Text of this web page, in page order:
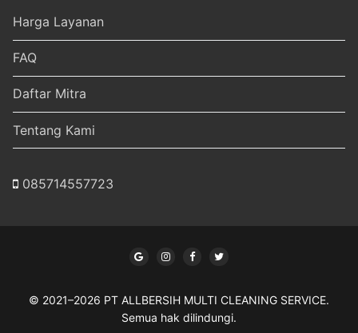
Harga Layanan
FAQ
Daftar Mitra
Tentang Kami
085714557723
© 2021–2026 PT ALLBERSIH MULTI CLEANING SERVICE.
Semua hak dilindungi.